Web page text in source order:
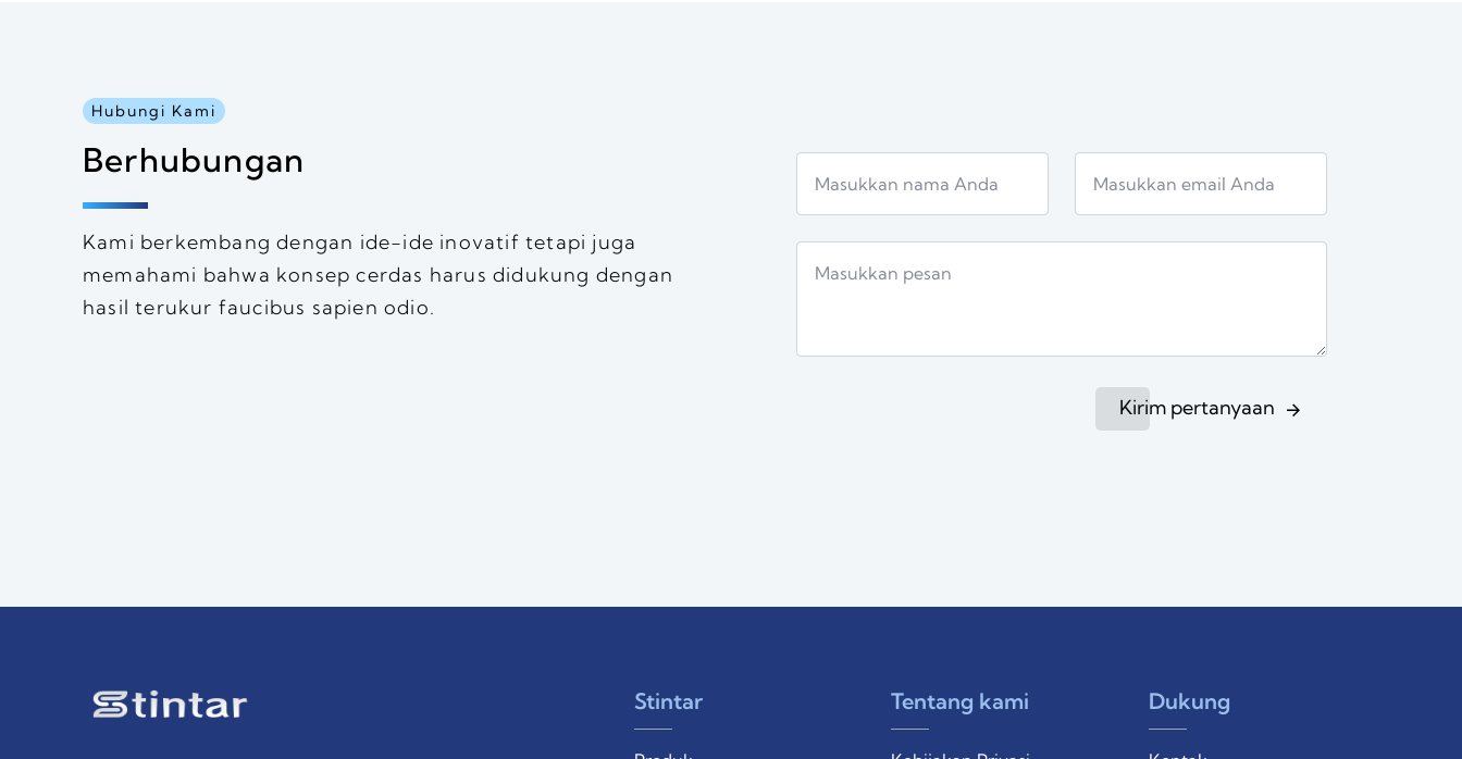
Hubungi Kami
Berhubungan
Kami berkembang dengan ide-ide inovatif tetapi juga
memahami bahwa konsep cerdas harus didukung dengan
hasil terukur faucibus sapien odio.
Kirim pertanyaan
Stintar Tentang kami Dukung